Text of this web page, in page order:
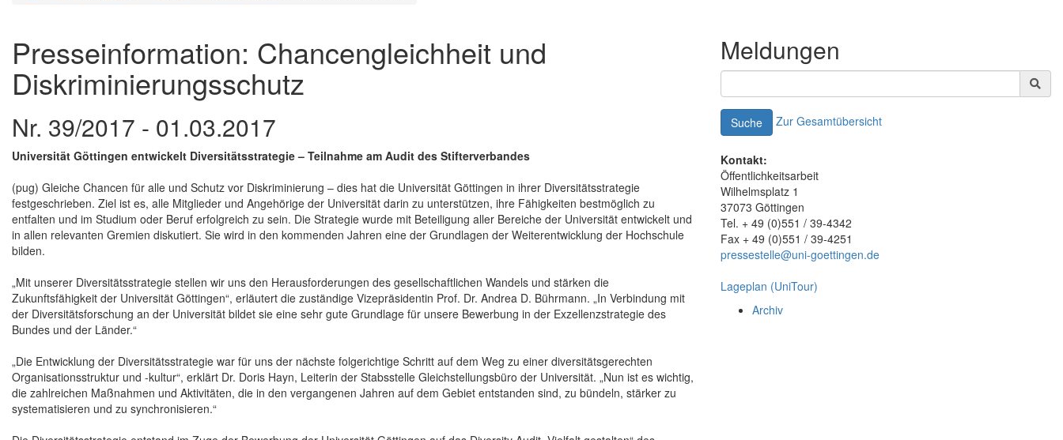
Presseinformation: Chancengleichheit und
Diskriminierungsschutz
Nr. 39/2017 - 01.03.2017
Universität Göttingen entwickelt Diversitätsstrategie – Teilnahme am Audit des Stifterverbandes
(pug) Gleiche Chancen für alle und Schutz vor Diskriminierung – dies hat die Universität Göttingen in ihrer Diversitätsstrategie
festgeschrieben. Ziel ist es, alle Mitglieder und Angehörige der Universität darin zu unterstützen, ihre Fähigkeiten bestmöglich zu
entfalten und im Studium oder Beruf erfolgreich zu sein. Die Strategie wurde mit Beteiligung aller Bereiche der Universität entwickelt und
in allen relevanten Gremien diskutiert. Sie wird in den kommenden Jahren eine der Grundlagen der Weiterentwicklung der Hochschule
bilden.
„Mit unserer Diversitätsstrategie stellen wir uns den Herausforderungen des gesellschaftlichen Wandels und stärken die
Zukunftsfähigkeit der Universität Göttingen“, erläutert die zuständige Vizepräsidentin Prof. Dr. Andrea D. Bührmann. „In Verbindung mit
der Diversitätsforschung an der Universität bildet sie eine sehr gute Grundlage für unsere Bewerbung in der Exzellenzstrategie des
Bundes und der Länder.“
„Die Entwicklung der Diversitätsstrategie war für uns der nächste folgerichtige Schritt auf dem Weg zu einer diversitätsgerechten
Organisationsstruktur und -kultur“, erklärt Dr. Doris Hayn, Leiterin der Stabsstelle Gleichstellungsbüro der Universität. „Nun ist es wichtig,
die zahlreichen Maßnahmen und Aktivitäten, die in den vergangenen Jahren auf dem Gebiet entstanden sind, zu bündeln, stärker zu
systematisieren und zu synchronisieren.“
Meldungen
Suche Zur Gesamtübersicht
Kontakt:
Öffentlichkeitsarbeit
Wilhelmsplatz 1
37073 Göttingen
Tel. + 49 (0)551 / 39-4342
Fax + 49 (0)551 / 39-4251
pressestelle@uni-goettingen.de
Lageplan (UniTour)
Archiv